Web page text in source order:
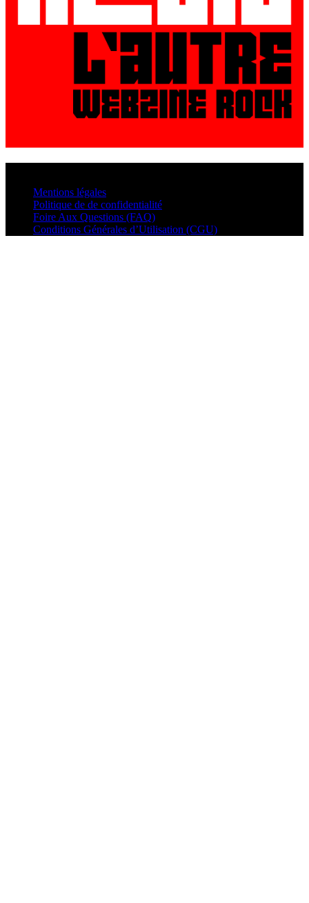
Mentions légales
Politique de de confidentialité
Foire Aux Questions (FAQ)
Conditions Générales d’Utilisation (CGU)